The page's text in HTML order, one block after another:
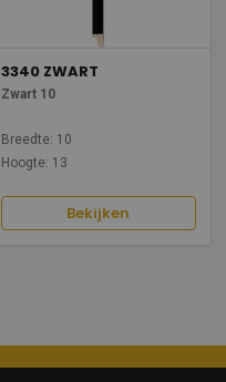
3340 ZWART
Zwart 10
Breedte: 10
Hoogte: 13
Bekijken